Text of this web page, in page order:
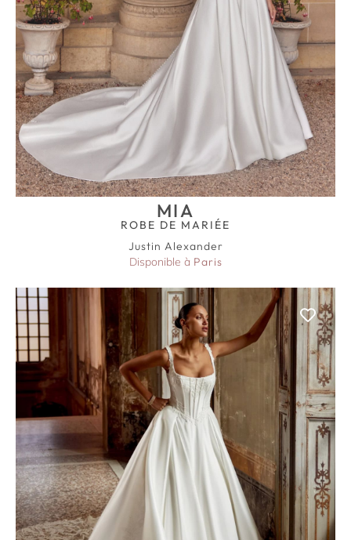
MIA
ROBE DE MARIÉE
Justin Alexander
Disponible à Paris